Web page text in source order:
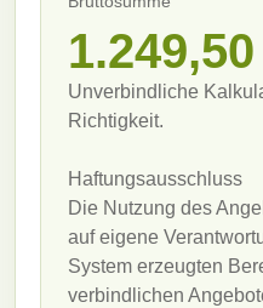
1.249,50
Unverbindliche
Richtigkeit.
Haftungsausschluss
Die Nutzung des
auf eigene
System erzeugten
verbindlichen